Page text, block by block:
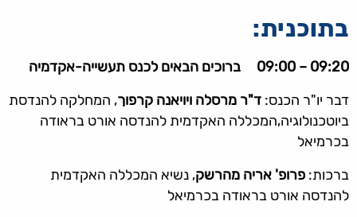
בתוכנית:
09:20 – 09:00 ברוכים הבאים לכנס תעשייה-אקדמיה
דבר יו"ר הכנס: ד"ר מרסלה ויויאנה קרפוך, המחלקה להנדסת
ביוטכנולוגיה,המכללה האקדמית להנדסה אורט בראודה
בכרמיאל
ברכות: פרופ' אריה מהרשק, נשיא המכללה האקדמית
להנדסה אורט בראודה בכרמיאל